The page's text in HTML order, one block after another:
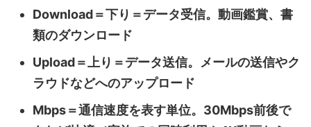
Download＝下り＝データ受信。動画鑑賞、書
類のダウンロード
Upload＝上り＝データ送信。メールの送信やク
ラウドなどへのアップロード
Mbps＝通信速度を表す単位。30Mbps前後で